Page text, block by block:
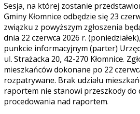
Sesja, na której zostanie
Gminy Kłomnice odbędzie się 23
związku z powyższym zgłoszenia
dnia 22 czerwca 2026 r.
punkcie informacyjnym (parter)
ul. Strażacka 20, 42-270 Kłomnice.
mieszkańców dokonane po 22
rozpatrywane. Brak udziału
raportem nie stanowi przeszkody do
procedowania nad raportem.